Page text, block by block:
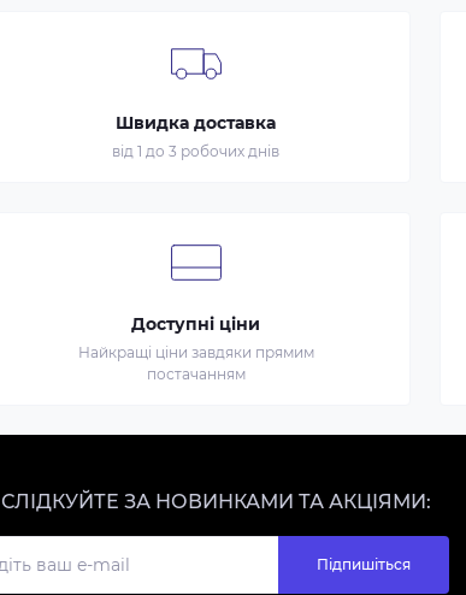
Швидка доставка
від 1 до 3 робочих днів
Доступні ціни
Найкращі ціни завдяки прямим
постачанням
СЛІДКУЙТЕ ЗА НОВИНКАМИ ТА АКЦІЯМИ:
Підпишіться